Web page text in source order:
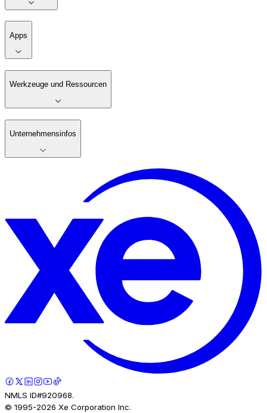
Apps
Werkzeuge und Ressourcen
Unternehmensinfos
NMLS ID#920968.
© 1995-2026 Xe Corporation Inc.